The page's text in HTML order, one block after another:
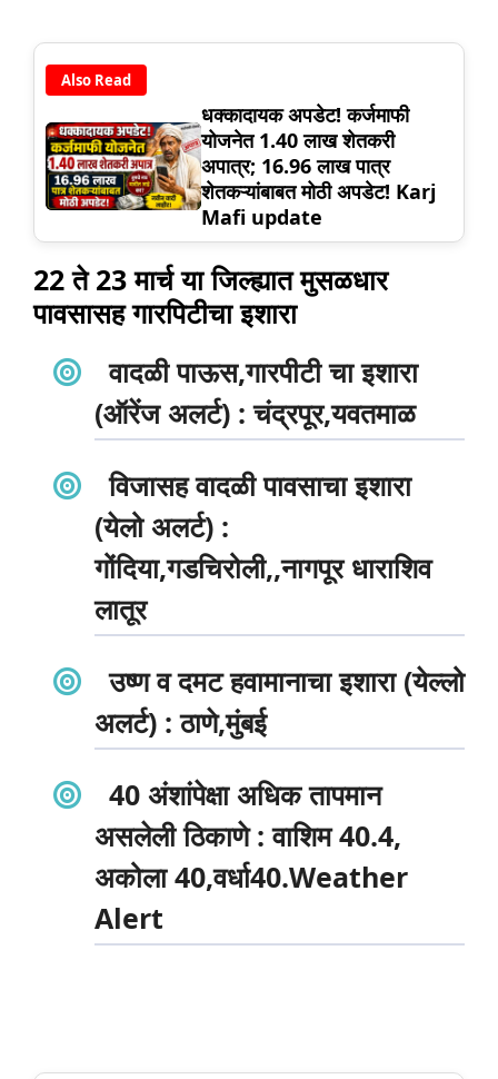
Also Read
धक्कादायक अपडेट! कर्जमाफी
योजनेत 1.40 लाख शेतकरी
अपात्र; 16.96 लाख पात्र
शेतकऱ्यांबाबत मोठी अपडेट! Karj
Mafi update
22 ते 23 मार्च या जिल्ह्यात मुसळधार
पावसासह गारपिटीचा इशारा
वादळी पाऊस,गारपीटी चा इशारा
(ऑरेंज अलर्ट) : चंद्रपूर,यवतमाळ
विजासह वादळी पावसाचा इशारा
(येलो अलर्ट) :
गोंदिया,गडचिरोली,,नागपूर धाराशिव
लातूर
उष्ण व दमट हवामानाचा इशारा (येल्लो
अलर्ट) :ठाणे,मुंबई
40 अंशांपेक्षा अधिक तापमान
असलेली ठिकाणे : वाशिम 40.4,
अकोला 40,वर्धा40.Weather
Alert